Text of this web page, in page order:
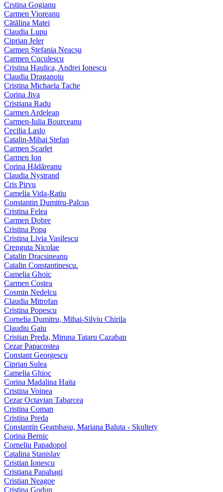
Crstina Gogianu
Carmen Vioreanu
Cătălina Matei
Claudia Lupu
Ciprian Jeler
Carmen Ștefania Neacșu
Carmen Cuculescu
Cristina Haulica, Andrei Ionescu
Claudia Draganoiu
Cristina Michaela Tache
Corina Jiva
Cristiana Radu
Carmen Ardelean
Carmen-Iulia Bourceanu
Cecilia Laslo
Catalin-Mihai Stefan
Carmen Scarlet
Carmen Ion
Corina Hădăreanu
Claudia Nystrand
Cris Pirvu
Camelia Vida-Ratiu
Constantin Dumitru‑Palcus
Cristina Felea
Carmen Dobre
Cristina Popa
Cristina Livia Vasilescu
Crenguta Nicolae
Catalin Dracsineanu
Catalin Constantinescu.
Camelia Ghoic
Carmen Costea
Cosmin Nedelcu
Claudia Mitrofan
Cristina Popescu
Cornelia Dumitru, Mihai‑Silviu Chirila
Claudiu Gaiu
Cristian Preda, Miruna Tataru Cazaban
Cezar Papacostea
Constant Georgescu
Ciprian Sulea
Camelia Ghioc
Corina Madalina Haita
Cristina Voinea
Cezar Octavian Tabarcea
Cristina Coman
Cristina Preda
Constantin Geambasu, Mariana Baluta - Skultety
Corina Bernic
Corneliu Papadopol
Catalina Stanislav
Cristian Ionescu
Cristiana Papahagi
Cristian Neagoe
Cristina Godun